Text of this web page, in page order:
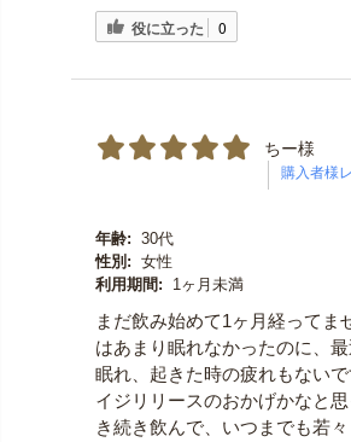
役に立った 0
ちー様
年齢: 30代
性別: 女性
利用期間:
1ヶ月未満
まだ飲み始めて1ヶ月経ってま
はあまり眠れなかったのに、
眠れ、起きた時の疲れもない
イジリリースのおかげかなと
き続き飲んで、いつまでも若